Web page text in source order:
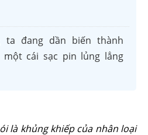
ta đang dần biến thành
một cái sạc pin lủng lẳng
là khủng khiếp của nhân loại